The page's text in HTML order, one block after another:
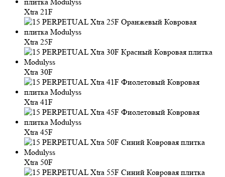
Xtra 21F
Xtra 25F
Xtra 30F
Xtra 41F
Xtra 45F
Xtra 50F